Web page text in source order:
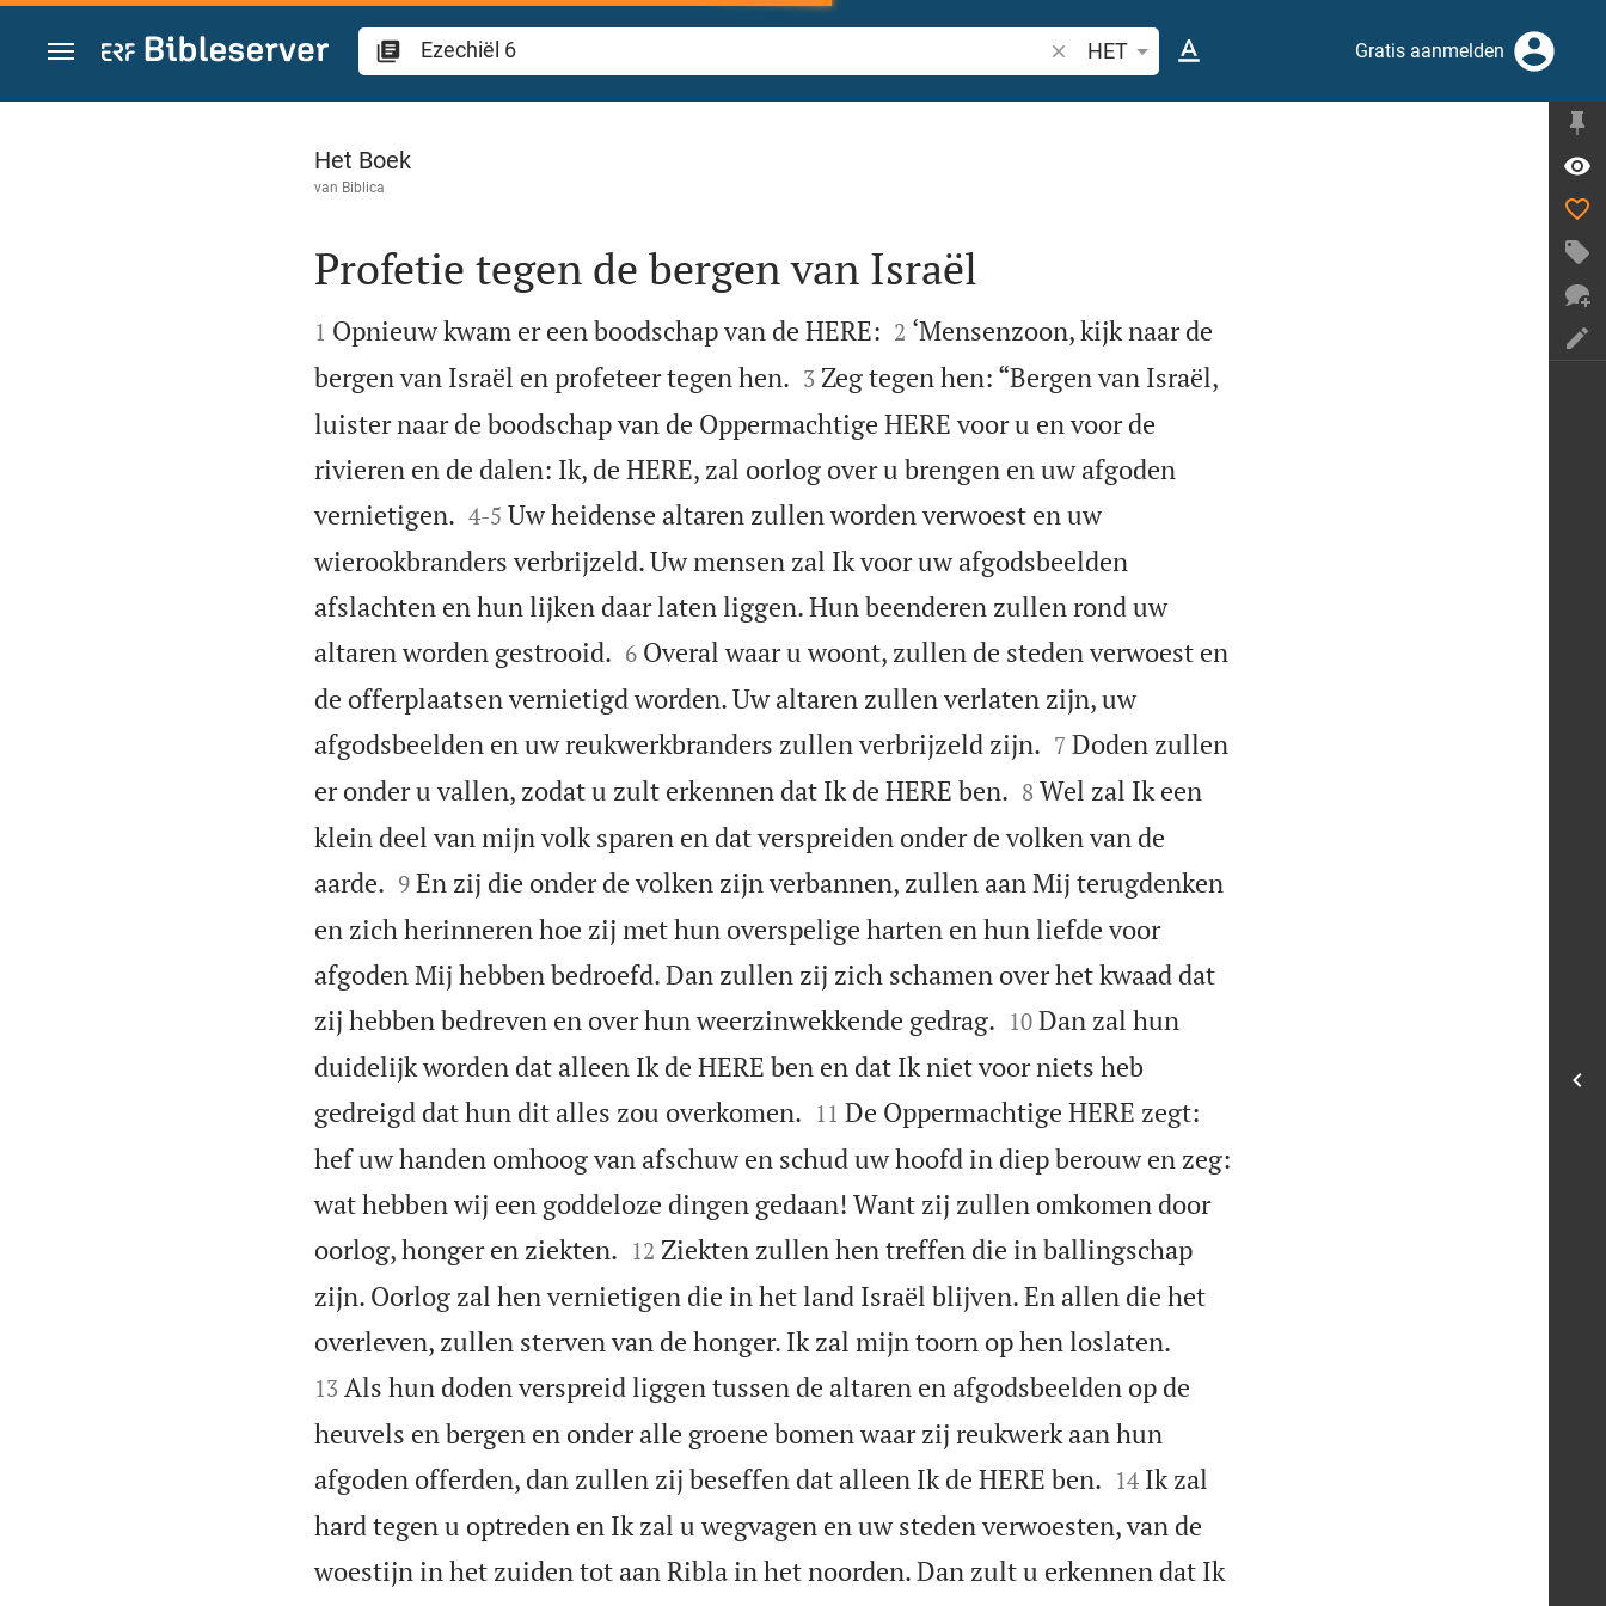
Spring naar inhoud
Zoek Bijbelvers of woord
HET Gratis aanmelden
Ezechiël 6
Het Boek
van Biblica

Profetie tegen de bergen van Israël

1 Opnieuw kwam er een boodschap van de HERE:
2 ‘Mensenzoon, kijk naar de
bergen van Israël en profeteer tegen hen.
3 Zeg tegen hen: “Bergen van Israël,
luister naar de boodschap van de Oppermachtige HERE voor u en voor de
rivieren en de dalen: Ik, de HERE, zal oorlog over u brengen en uw afgoden
vernietigen.
4-5 Uw heidense altaren zullen worden verwoest en uw
wierookbranders verbrijzeld. Uw mensen zal Ik voor uw afgodsbeelden
afslachten en hun lijken daar laten liggen. Hun beenderen zullen rond uw
altaren worden gestrooid.
6 Overal waar u woont, zullen de steden verwoest en
de offerplaatsen vernietigd worden. Uw altaren zullen verlaten zijn, uw
afgodsbeelden en uw reukwerkbranders zullen verbrijzeld zijn.
7 Doden zullen
er onder u vallen, zodat u zult erkennen dat Ik de HERE ben.
8 Wel zal Ik een
klein deel van mijn volk sparen en dat verspreiden onder de volken van de
aarde.
9 En zij die onder de volken zijn verbannen, zullen aan Mij terugdenken
en zich herinneren hoe zij met hun overspelige harten en hun liefde voor
afgoden Mij hebben bedroefd. Dan zullen zij zich schamen over het kwaad dat
zij hebben bedreven en over hun weerzinwekkende gedrag.
10 Dan zal hun
duidelijk worden dat alleen Ik de HERE ben en dat Ik niet voor niets heb
gedreigd dat hun dit alles zou overkomen.
11 De Oppermachtige HERE zegt:
hef uw handen omhoog van afschuw en schud uw hoofd in diep berouw en zeg:
wat hebben wij een goddeloze dingen gedaan! Want zij zullen omkomen door
oorlog, honger en ziekten.
12 Ziekten zullen hen treffen die in ballingschap
zijn. Oorlog zal hen vernietigen die in het land Israël blijven. En allen die het
overleven, zullen sterven van de honger. Ik zal mijn toorn op hen loslaten.
13 Als hun doden verspreid liggen tussen de altaren en afgodsbeelden op de
heuvels en bergen en onder alle groene bomen waar zij reukwerk aan hun
afgoden offerden, dan zullen zij beseffen dat alleen Ik de HERE ben.
14 Ik zal
hard tegen u optreden en Ik zal u wegvagen en uw steden verwoesten, van de
woestijn in het zuiden tot aan Ribla in het noorden. Dan zult u erkennen dat Ik